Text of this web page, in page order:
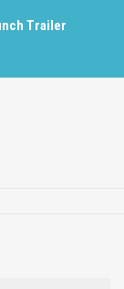
Trailer